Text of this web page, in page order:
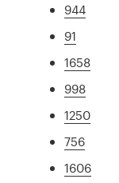
944
91
1658
998
1250
756
1606